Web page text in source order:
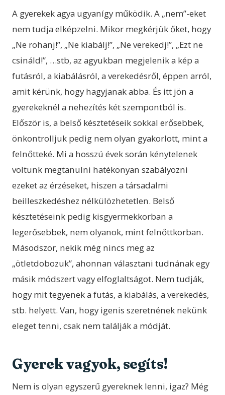
A gyerekek agya ugyanígy működik. A „nem”-eket
nem tudja elképzelni. Mikor megkérjük őket, hogy
„Ne rohanj!”, „Ne kiabálj!”, „Ne verekedj!”, „Ezt ne
csináld!”, …stb, az agyukban megjelenik a kép a
futásról, a kiabálásról, a verekedésről, éppen arról,
amit kérünk, hogy hagyjanak abba. És itt jön a
gyerekeknél a nehezítés két szempontból is.
Először is, a belső késztetéseik sokkal erősebbek,
önkontrolljuk pedig nem olyan gyakorlott, mint a
felnőtteké. Mi a hosszú évek során kénytelenek
voltunk megtanulni hatékonyan szabályozni
ezeket az érzéseket, hiszen a társadalmi
beilleszkedéshez nélkülözhetetlen. Belső
késztetéseink pedig kisgyermekkorban a
legerősebbek, nem olyanok, mint felnőttkorban.
Másodszor, nekik még nincs meg az
„ötletdobozuk”, ahonnan választani tudnának egy
másik módszert vagy elfoglaltságot. Nem tudják,
hogy mit tegyenek a futás, a kiabálás, a verekedés,
stb. helyett. Van, hogy igenis szeretnének nekünk
eleget tenni, csak nem találják a módját.
Gyerek vagyok, segíts!
Nem is olyan egyszerű gyereknek lenni, igaz? Még